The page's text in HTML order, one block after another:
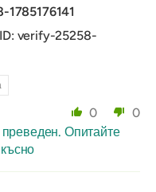
verify-25258-
0
0
Опитайте